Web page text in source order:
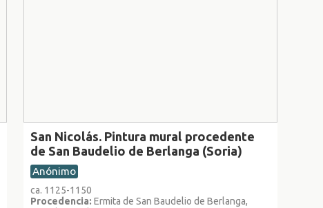
San Nicolás. Pintura mural procedente
de San Baudelio de Berlanga (Soria)
Anónimo
ca. 1125-1150
Procedencia: Ermita de San Baudelio de Berlanga,